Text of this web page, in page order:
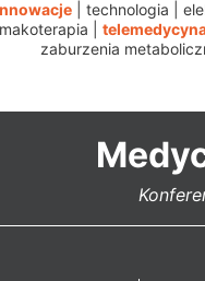
| technologia
zaburzenia